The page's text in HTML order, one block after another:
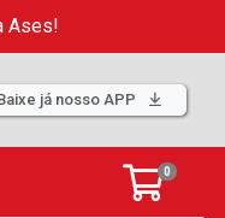
Ases!
já nosso APP
0